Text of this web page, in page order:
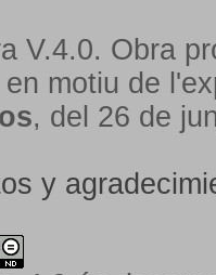
V.4.0. Obra
motiu de
, del 26 de
y